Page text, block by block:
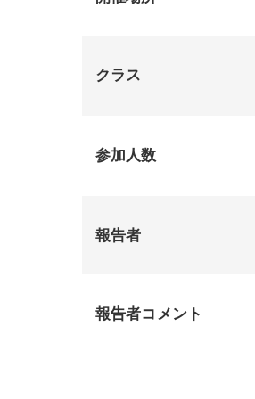
クラス
参加人数
報告者
報告者コメント